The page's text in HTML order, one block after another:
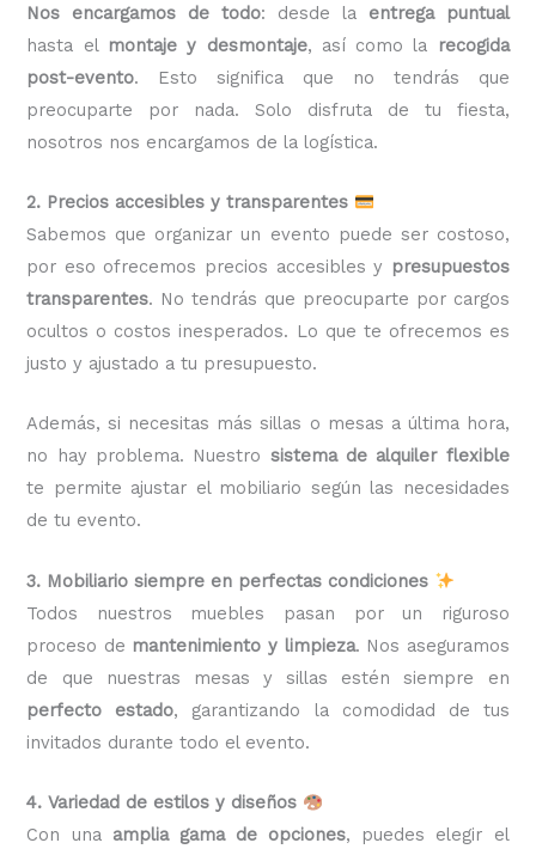
Nos encargamos de todo: desde la entrega puntual
hasta el montaje y desmontaje, así como la
recogida
post-evento. Esto significa que no tendrás que
preocuparte por nada. Solo disfruta de tu fiesta,
nosotros nos encargamos de la logística.
2. Precios accesibles y transparentes
Sabemos que organizar un evento puede ser costoso,
por eso ofrecemos precios accesibles y presupuestos
transparentes. No tendrás que preocuparte por cargos
ocultos o costos inesperados. Lo que te ofrecemos es
justo y ajustado a tu presupuesto.
Además, si necesitas más sillas o mesas a última hora,
no hay problema. Nuestro sistema de alquiler flexible
te permite ajustar el mobiliario según las necesidades
de tu evento.
3. Mobiliario siempre en perfectas condiciones
Todos nuestros muebles pasan por un riguroso
proceso de mantenimiento y limpieza. Nos aseguramos
de que nuestras mesas y sillas estén siempre en
perfecto estado, garantizando la comodidad de tus
invitados durante todo el evento.
4. Variedad de estilos y diseños
Con una amplia gama de opciones, puedes elegir el